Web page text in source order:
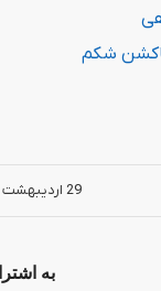
شکم
29 اردیبهشت 1403 /
به